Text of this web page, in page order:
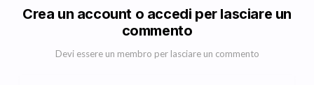
Crea un account o accedi per lasciare un
commento
Devi essere un membro per lasciare un commento